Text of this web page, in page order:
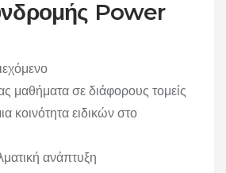
Power
μαθήματα σε διάφορους τομείς
κοινότητα ειδικών στο
ανάπτυξη